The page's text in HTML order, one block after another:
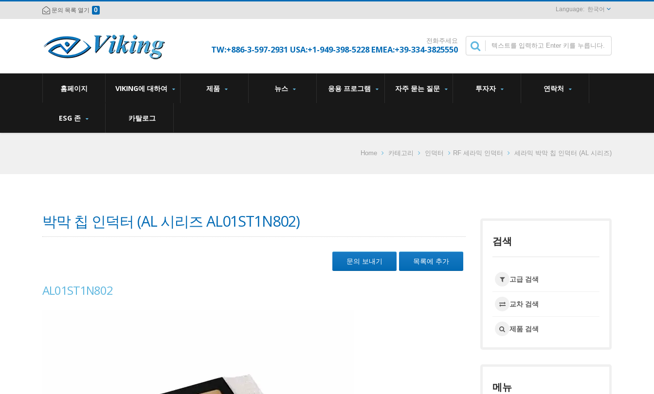
문의 목록 열기 0 한국어
전화주세요
TW:+886-3-597-2931 USA:+1-949-398-5228 EMEA:+39-334-3825550
홈페이지 VIKING에 대하여 제품 뉴스 응용 프로그램 자주 묻는 질문 투자자 연락처
ESG 존 카탈로그
Home 카테고리 인덕터 RF 세라믹 인덕터 세라믹 박막 칩 인덕터 (AL 시리즈)
박막 칩 인덕터 (AL 시리즈 AL01ST1N802)
문의 보내기 목록에 추가
AL01ST1N802
검색
고급 검색
교차 검색
제품 검색
메뉴